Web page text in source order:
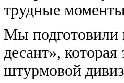
трудные
Мы подготовили
десант»,
штурмовой